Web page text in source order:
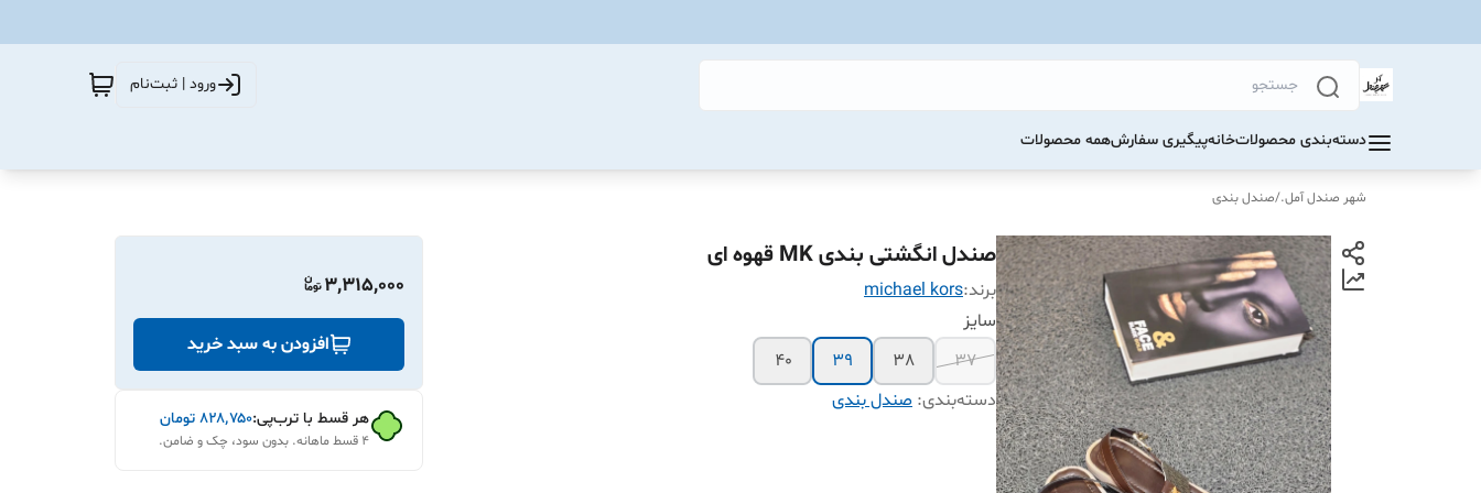
ورود | ثبت‌نام
دسته‌بندی محصولاتخانهپیگیری سفارشهمه محصولات
شهر صندل آمل./صندل بندی
صندل انگشتی بندی MK قهوه ای
برند:michael kors
سایز
37
38
39
40
دسته‌بندی: صندل بندی
3,315,000
افزودن به سبد خرید
هر قسط با ترب‌پی:۸۲۸٬۷۵۰ تومان
۴ قسط ماهانه. بدون سود، چک و ضامن.